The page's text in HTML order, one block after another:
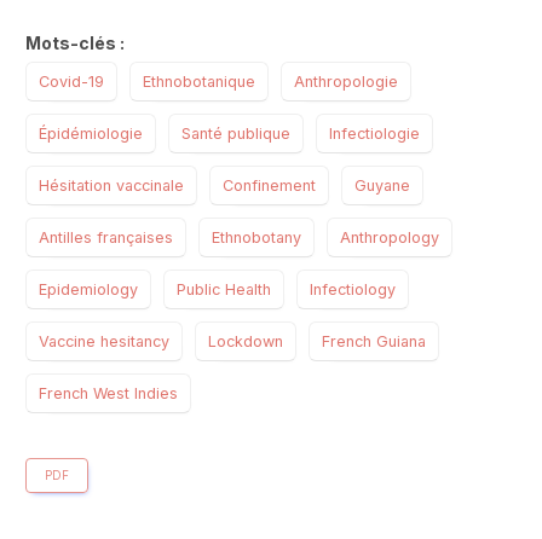
Mots-clés :
Covid-19 Ethnobotanique Anthropologie
Épidémiologie Santé publique Infectiologie
Hésitation vaccinale Confinement Guyane
Antilles françaises Ethnobotany Anthropology
Epidemiology Public Health Infectiology
Vaccine hesitancy Lockdown French Guiana
French West Indies
PDF